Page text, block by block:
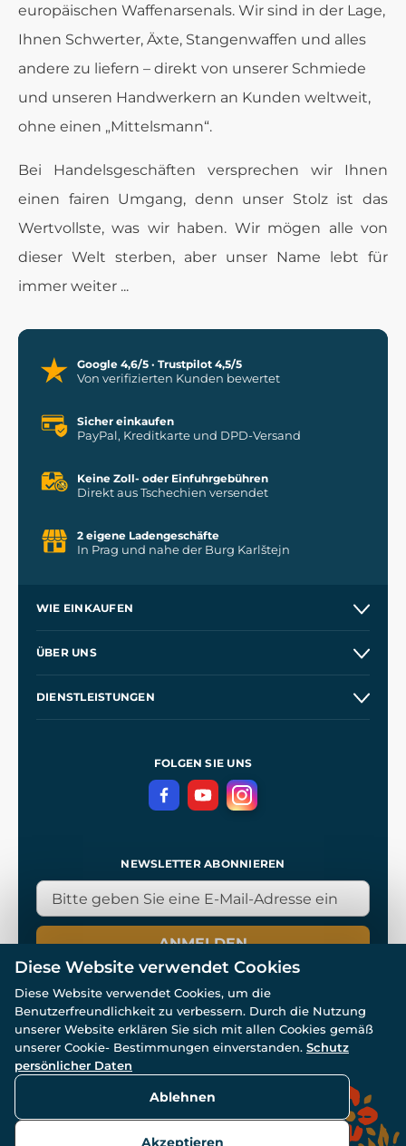
europäischen Waffenarsenals. Wir sind in der Lage,
Ihnen Schwerter, Äxte, Stangenwaffen und alles
andere zu liefern – direkt von unserer Schmiede
und unseren Handwerkern an Kunden weltweit,
ohne einen „Mittelsmann“.
Bei Handelsgeschäften versprechen wir Ihnen
einen fairen Umgang, denn unser Stolz ist das
Wertvollste, was wir haben. Wir mögen alle von
dieser Welt sterben, aber unser Name lebt für
immer weiter ...
Google 4,6/5 · Trustpilot 4,5/5
Von verifizierten Kunden bewertet
Sicher einkaufen
PayPal, Kreditkarte und DPD-Versand
Keine Zoll- oder Einfuhrgebühren
Direkt aus Tschechien versendet
2 eigene Ladengeschäfte
In Prag und nahe der Burg Karlštejn
WIE EINKAUFEN
Großhandel
ÜBER UNS
DIENSTLEISTUNGEN
GeschäftsbedingungenFOLGEN SIE UNS
NEWSLETTER ABONNIEREN
ANMELDEN
© Alle Rechte vorbehalten. www.wulflund.de 2007-2026.
Powered by
Diese Website verwendet Cookies
Diese Website verwendet Cookies, um die
Benutzerfreundlichkeit zu verbessern. Durch die Nutzung
unserer Website erklären Sie sich mit allen Cookies gemäß
unserer Cookie- Bestimmungen einverstanden. Schutz
persönlicher Daten
Ablehnen
Akzeptieren